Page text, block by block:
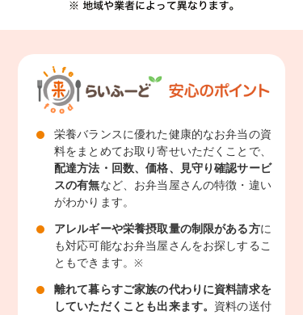
栄養バランスに優れた健康的なお弁当の資
料をまとめてお取り寄せいただくことで、
配達方法・回数、価格、見守り確認サービ
スの有無など、お弁当屋さんの特徴・違い
がわかります。
アレルギーや栄養摂取量の制限がある方に
も対応可能なお弁当屋さんをお探しするこ
ともできます。※
離れて暮らすご家族の代わりに資料請求を
していただくことも出来ます。 資料の送付